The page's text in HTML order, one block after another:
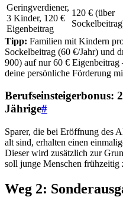
Geringverdiener,
3 Kinder, 120 €
Eigenbeitrag
120 € (über
Tipp: Familien mit Kindern
Sockelbeitrag (60 €/Jahr) und
900) auf nur 60 €
deine persönliche Förderung
Berufseinsteigerbonus:
Jährige#
Sparer, die bei Eröffnung des
alt sind, erhalten einen
Dieser wird zusätzlich zur
soll junge Menschen
Weg 2: